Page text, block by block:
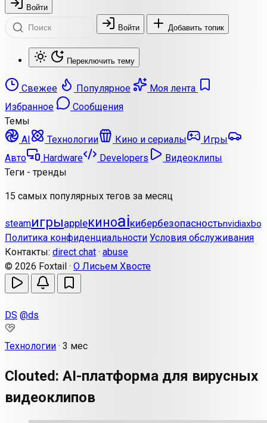
Войти
Войти Добавить топик
Переключить тему
Свежее Популярное
Моя лента
Избранное
Сообщения
Темы
AI
Технологии Кино и сериалы
Игры
Авто
Hardware Developers
Видеоклипы
Теги - тренды
15 самых популярных тегов за месяц
steamигрыappleкиноaiкибербезопасностьnvidiaxbox
Политика конфиденциальности Условия обслуживания
Контакты: direct chat · abuse
© 2026 Foxtail · О Лисьем Хвосте
DS @ds
Технологии · 3 мес
Clouted: AI-платформа для вирусных
видеоклипов